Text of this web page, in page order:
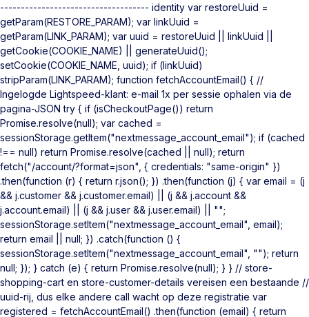
------------------------------------ identity var restoreUuid =
getParam(RESTORE_PARAM); var linkUuid =
getParam(LINK_PARAM); var uuid = restoreUuid || linkUuid ||
getCookie(COOKIE_NAME) || generateUuid();
setCookie(COOKIE_NAME, uuid); if (linkUuid)
stripParam(LINK_PARAM); function fetchAccountEmail() { //
Ingelogde Lightspeed-klant: e-mail 1x per sessie ophalen via de
pagina-JSON try { if (isCheckoutPage()) return
Promise.resolve(null); var cached =
sessionStorage.getItem("nextmessage_account_email"); if (cached
!== null) return Promise.resolve(cached || null); return
fetch("/account/?format=json", { credentials: "same-origin" })
.then(function (r) { return r.json(); }) .then(function (j) { var email = (j
&& j.customer && j.customer.email) || (j && j.account &&
j.account.email) || (j && j.user && j.user.email) || "";
sessionStorage.setItem("nextmessage_account_email", email);
return email || null; }) .catch(function () {
sessionStorage.setItem("nextmessage_account_email", ""); return
null; }); } catch (e) { return Promise.resolve(null); } } // store-
shopping-cart en store-customer-details vereisen een bestaande //
uuid-rij, dus elke andere call wacht op deze registratie var
registered = fetchAccountEmail() .then(function (email) { return